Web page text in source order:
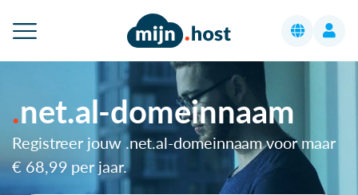
net.al-domeinnaam
Registreer jouw .net.al-domeinnaam voor maar
€ 68,99 per jaar.